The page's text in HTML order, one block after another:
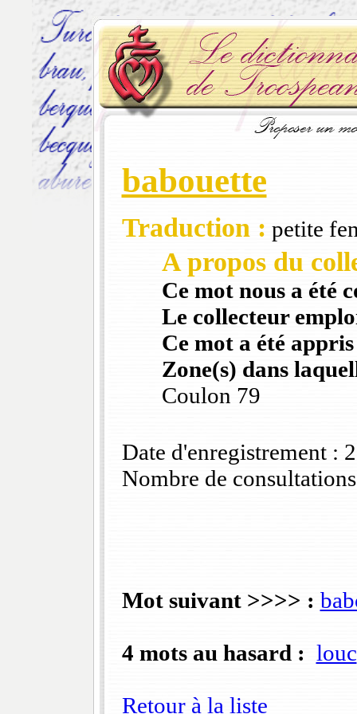
babouette
Traduction : petite
A propos du
Ce mot nous a été
Le collecteur
Ce mot a été
Zone(s) dans
Coulon 79
Date d'enregistrement :
Nombre de
Mot suivant >>>> :
4 mots au hasard : louc
Retour à la liste